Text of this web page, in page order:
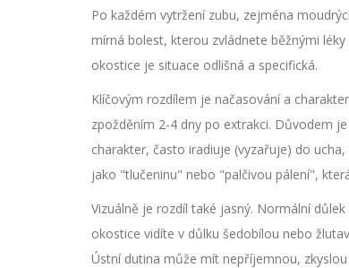
Po každém vytržení zubu, zejména
mírná bolest, kterou zvládnete běžnými
okostice je situace odlišná a specifická.
Klíčovým rozdílem je načasování a
zpožděním 2-4 dny po extrakci. Důvodem
charakter, často iradiuje (vyzařuje) do
jako "tlučeninu" nebo "palčivou pálení",
Vizuálně je rozdíl také jasný. Normální
okostice vidíte v důlku šedobílou nebo
Ústní dutina může mít nepříjemnou,